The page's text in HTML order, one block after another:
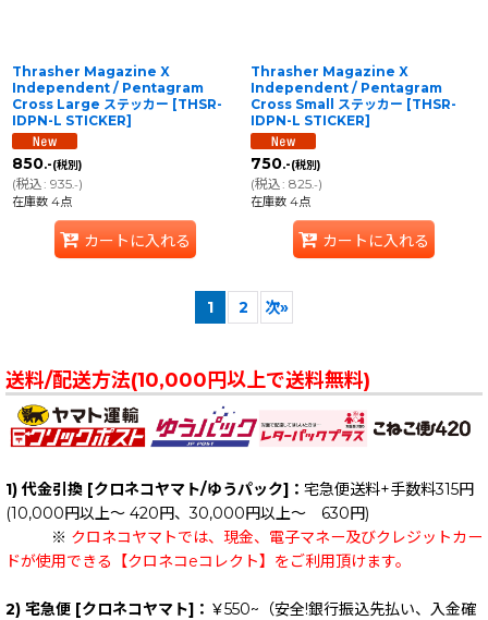
Thrasher Magazine X
Independent / Pentagram
Cross Large ステッカー [THSR-
IDPN-L STICKER]
850.-(税別)
(税込: 935.-)
在庫数 4点
カートに入れる
Thrasher Magazine X
Independent / Pentagram
Cross Small ステッカー [THSR-
IDPN-L STICKER]
750.-(税別)
(税込: 825.-)
在庫数 4点
カートに入れる
1 2 次»
送料/配送方法(10,000円以上で送料無料)
1) 代金引換 [クロネコヤマト/ゆうパック]： 宅急便送料+手数料315円
(10,000円以上～ 420円、30,000円以上～ 630円)
※ クロネコヤマトでは、現金、電子マネー及びクレジットカー
ドが使用できる【クロネコeコレクト】をご利用頂けます。
2) 宅急便 [クロネコヤマト]： ￥550~（安全!銀行振込先払い、入金確